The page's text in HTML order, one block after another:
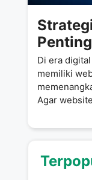
Jasa
Website
Di era
memiliki
Agar